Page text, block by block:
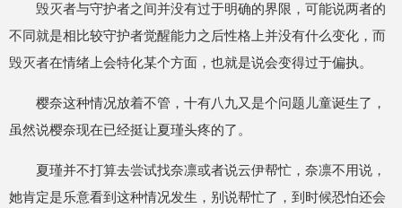
毁灭者与守护者之间并没有过于明确的界限，可能说两者的
不同就是相比较守护者觉醒能力之后性格上并没有什么变化，而
毁灭者在情绪上会特化某个方面，也就是说会变得过于偏执。
樱奈这种情况放着不管，十有八九又是个问题儿童诞生了，
虽然说樱奈现在已经挺让夏瑾头疼的了。
夏瑾并不打算去尝试找奈凛或者说云伊帮忙，奈凛不用说，
她肯定是乐意看到这种情况发生，别说帮忙了，到时候恐怕还会